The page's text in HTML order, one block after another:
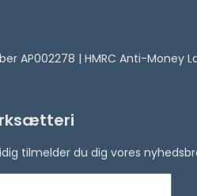
AP002278 | HMRC Anti-Money
tilmelder du dig vores